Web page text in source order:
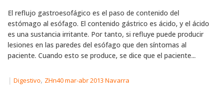
El reflujo gastroesofágico es el paso de contenido del
estómago al esófago. El contenido gástrico es ácido, y el ácido
es una sustancia irritante. Por tanto, si refluye puede producir
lesiones en las paredes del esófago que den síntomas al
paciente. Cuando esto se produce, se dice que el paciente...
| Digestivo, ZHn40 mar-abr 2013 Navarra